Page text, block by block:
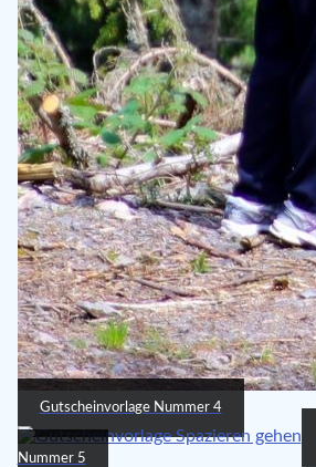
Gutscheinvorlage Nummer 4
Nummer 5